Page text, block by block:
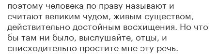
поэтому человека по праву называют и
считают великим чудом, живым существом,
действительно достойным восхищения. Но что
бы там ни было, выслушайте, отцы, и
снисходительно простите мне эту речь.